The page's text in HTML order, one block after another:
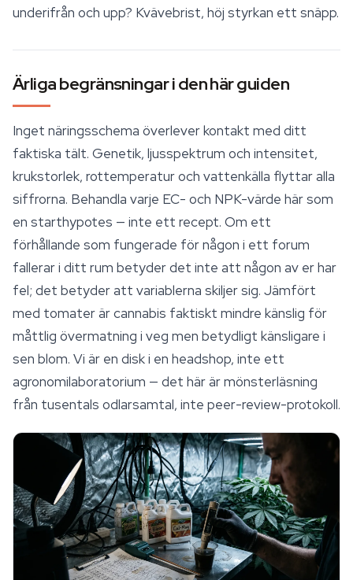
underifrån och upp? Kvävebrist, höj styrkan ett snäpp.
Ärliga begränsningar i den här guiden
Inget näringsschema överlever kontakt med ditt
faktiska tält. Genetik, ljusspektrum och intensitet,
krukstorlek, rottemperatur och vattenkälla flyttar alla
siffrorna. Behandla varje EC- och NPK-värde här som
en starthypotes — inte ett recept. Om ett
förhållande som fungerade för någon i ett forum
fallerar i ditt rum betyder det inte att någon av er har
fel; det betyder att variablerna skiljer sig. Jämfört
med tomater är cannabis faktiskt mindre känslig för
måttlig övermatning i veg men betydligt känsligare i
sen blom. Vi är en disk i en headshop, inte ett
agronomilaboratorium — det här är mönsterläsning
från tusentals odlarsamtal, inte peer-review-protokoll.